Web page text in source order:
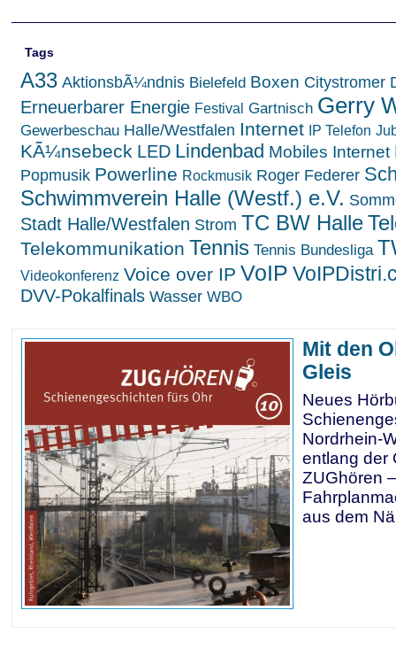
Tags
A33 AktionsbÃ¼ndnis Bielefeld Boxen Citystromer
Erneuerbarer Energie Festival Gartnisch Gerry
Gewerbeschau Halle/Westfalen Internet IP Telefon
KÃ¼nsebeck LED Lindenbad Mobiles Internet
Popmusik Powerline Rockmusik Roger Federer
Schwimmverein Halle (Westf.) e.V.
Stadt Halle/Westfalen Strom TC BW Halle
Telekommunikation Tennis Tennis Bundesliga
Videokonferenz Voice over IP VoIP
DVV-Pokalfinals Wasser WBO
Mit den
Gleis
Neues
Nordrhein-
entlang der
ZUGhören –
aus dem